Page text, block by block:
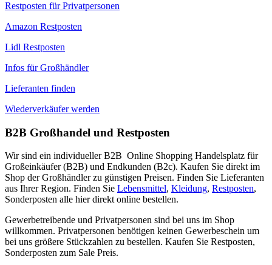
Restposten für Privatpersonen
Amazon Restposten
Lidl Restposten
Infos für Großhändler
Lieferanten finden
Wiederverkäufer werden
B2B Großhandel und Restposten
Wir sind ein individueller B2B Online Shopping Handelsplatz für
Großeinkäufer (B2B) und Endkunden (B2c). Kaufen Sie direkt im
Shop der Großhändler zu günstigen Preisen. Finden Sie Lieferanten
aus Ihrer Region. Finden Sie Lebensmittel, Kleidung, Restposten,
Sonderposten alle hier direkt online bestellen.
Gewerbetreibende und Privatpersonen sind bei uns im Shop
willkommen. Privatpersonen benötigen keinen Gewerbeschein um
bei uns größere Stückzahlen zu bestellen. Kaufen Sie Restposten,
Sonderposten zum Sale Preis.